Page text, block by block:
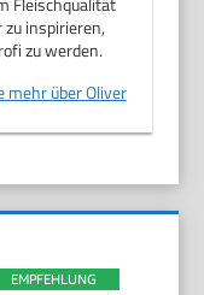
inspirieren,
zu werden.
mehr über Oliver
EMPFEHLUNG